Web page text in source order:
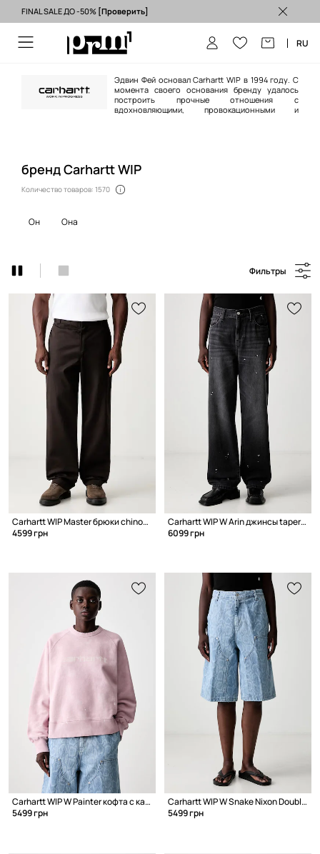
Бесплатная доставка из ЕС (от 3500 грн) >
FINAL SALE ДО -50% [Проверить]
RU
Эдвин Фей основал Carhartt WIP в 1994 году. С
момента своего основания бренду удалось
построить прочные отношения с
вдохновляющими, провокационными и
бренд Carhartt WIP
Количество товаров: 1570
он она
Фильтры
Carhartt WIP Master брюки chinos с хлопком для мужчин
4599 грн
Carhartt WIP W Arin джинсы tapered для женщин
6099 грн
Carhartt WIP W Painter кофта с капюшоном из хлопка для женщин
5499 грн
Carhartt WIP W Snake Nixon Double Knee шорты carpenter из денима для женщин
5499 грн